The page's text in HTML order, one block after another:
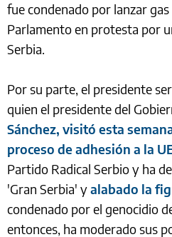
fue condenado por lanzar
Parlamento en protesta por
Serbia.
Por su parte, el presidente
quien el presidente del
Sánchez, visitó esta
proceso de adhesión a la
Partido Radical Serbio y ha
'Gran Serbia' yalabado la
condenado por el genocidio
entonces, ha moderado sus